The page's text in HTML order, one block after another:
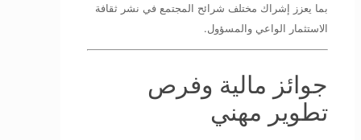
بما يعزز إشراك مختلف شرائح المجتمع في نشر ثقافة
الاستثمار الواعي والمسؤول.
جوائز مالية وفرص
تطوير مهني